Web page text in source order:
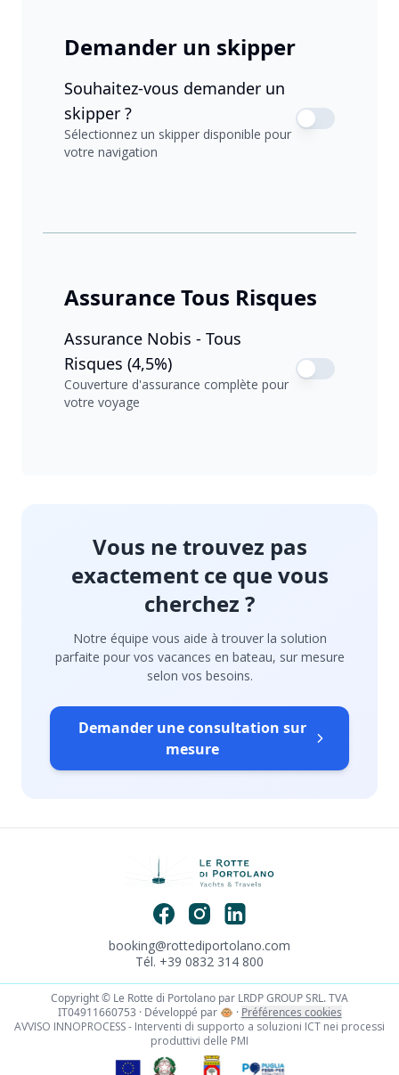
Demander un skipper
Souhaitez-vous demander un
skipper ?
Sélectionnez un skipper disponible pour
votre navigation
Assurance Tous Risques
Assurance Nobis - Tous
Risques (4,5%)
Couverture d'assurance complète pour
votre voyage
Vous ne trouvez pas
exactement ce que vous
cherchez ?
Notre équipe vous aide à trouver la solution
parfaite pour vos vacances en bateau, sur mesure
selon vos besoins.
Demander une consultation sur
mesure
booking@rottediportolano.com
Tél. +39 0832 314 800
Copyright © Le Rotte di Portolano par LRDP GROUP SRL. TVA
IT04911660753 · Développé par 🐵 · Préférences cookies
AVVISO INNOPROCESS - Interventi di supporto a soluzioni ICT nei processi
produttivi delle PMI